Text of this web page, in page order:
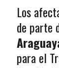
Los
de parte
para el